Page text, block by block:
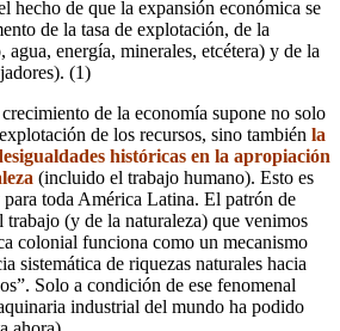
hecho de que la expansión económica se
de la tasa de explotación, de la
agua, energía, minerales, etcétera) y de la
(1)
de la economía supone no solo
de los recursos, sino también la
históricas en la apropiación
(incluido el trabajo humano). Esto es
toda América Latina. El patrón de
(y de la naturaleza) que venimos
colonial funciona como un mecanismo
sistemática de riquezas naturales hacia
Solo a condición de ese fenomenal
industrial del mundo ha podido